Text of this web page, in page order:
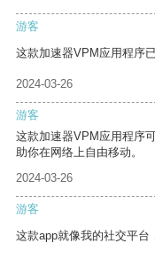
游客
这款加速器VPM应用程序
2024-03-26
游客
这款加速器VPM应用程序
助你在网络上自由移动。
2024-03-26
游客
这款app就像我的社交平台